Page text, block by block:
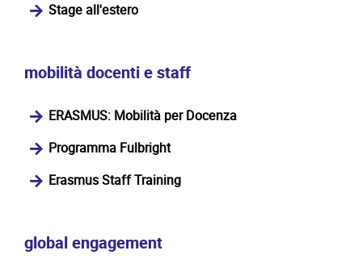
Stage all'estero
mobilità docenti e staff
ERASMUS: Mobilità per Docenza
Programma Fulbright
Erasmus Staff Training
global engagement